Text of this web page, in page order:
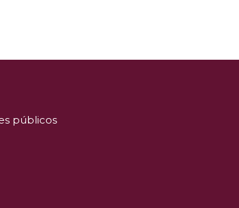
públicos